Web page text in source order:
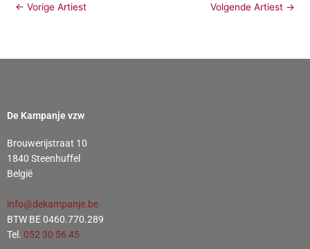
← Vorige Artiest Volgende Artiest →
De Kampanje vzw
Brouwerijstraat 10
1840 Steenhuffel
België
info@dekampanje.be
BTW BE 0460.770.289
Tel. 052 30 56 45